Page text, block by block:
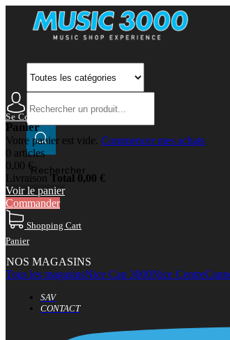
Rechercher
Se Connecter Mon Compte
Panier
Votre panier est vide. Commencer mes achats
0 articles
0,00 €
Livraison Total 0,00 €
Voir le panier
Commander
Shopping Cart
Panier
NOS MAGASINS
Tous les magasinsNice Cap 3000Nice Centre
SAV
CONTACT